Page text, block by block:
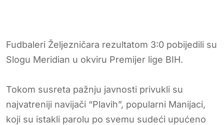
Fudbaleri Željezničara rezultatom 3:0 pobijedili su
Slogu Meridian u okviru Premijer lige BIH.
Tokom susreta pažnju javnosti privukli su
najvatreniji navijači “Plavih”, popularni Manijaci,
koji su istakli parolu po svemu sudeći upućeno